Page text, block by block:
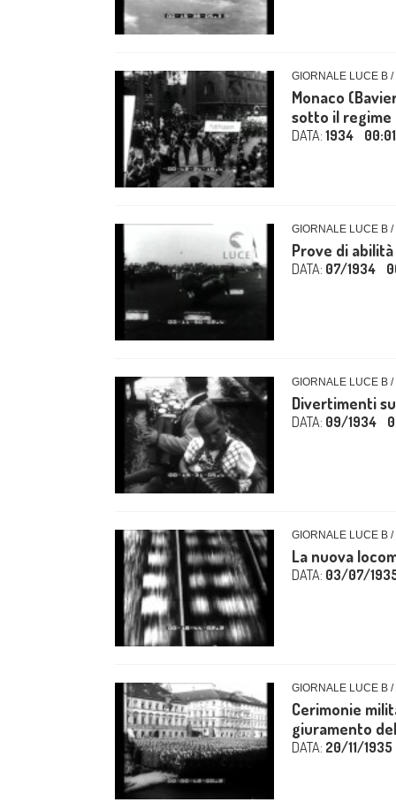
GIORNALE LUCE B
Monaco
sotto il regime
DATA: 1934
GIORNALE LUCE B
Prove di
DATA: 07/1934
GIORNALE LUCE B
Divertimenti
DATA: 09/1934
GIORNALE LUCE B
La nuova
DATA: 03/07/
GIORNALE LUCE B
Cerimonie
giuramento
DATA: 20/11/1935